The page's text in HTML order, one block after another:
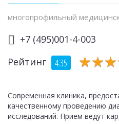
многопрофильный
+7 (495)001-4-003
Рейтинг
4.35 ★★★
★★★
Современная клиника,
качественному проведению
исследований. Прием ведут